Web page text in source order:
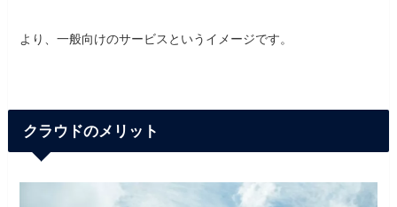
より、一般向けのサービスというイメージです。
クラウドのメリット